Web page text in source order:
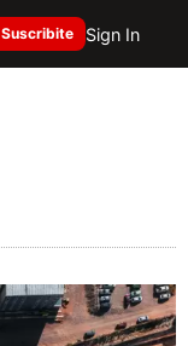
Suscribite Sign In